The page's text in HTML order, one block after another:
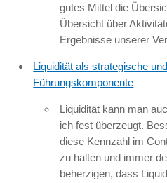
gutes Mittel die
Übersicht über
Ergebnisse unserer
Liquidität als strategische
Führungskomponente
Liquidität kann man
ich fest überzeugt.
diese Kennzahl im
zu halten und immer
beherzigen, dass